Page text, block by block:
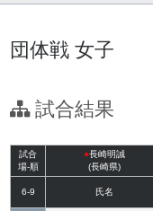
団体戦 女子
試合結果
試合
場-順
●長崎明誠
(長崎県)
6-9 氏名